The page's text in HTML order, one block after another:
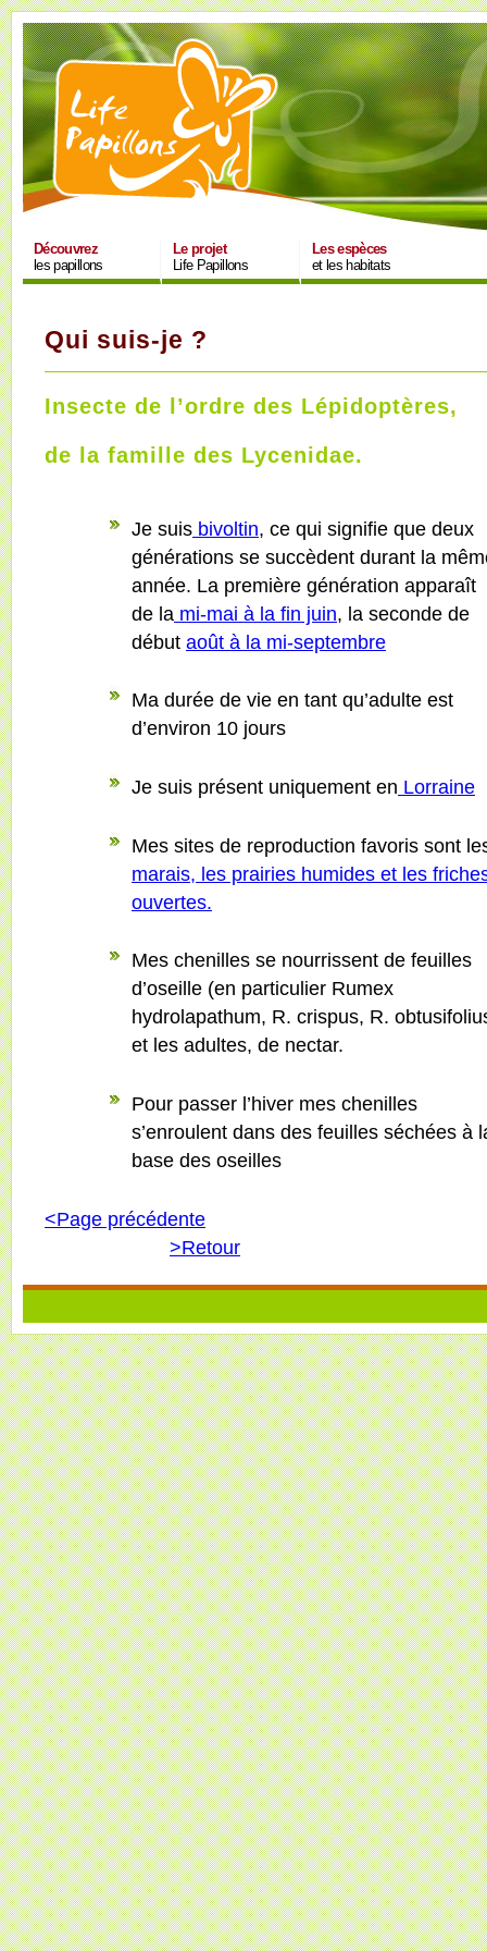
Découvrez
les papillons
Le projet
Life Papillons
Les espèces
et les habitats
Qui suis-je ?
Insecte de l’ordre des Lépidoptères,
de la famille des Lycenidae.
Je suis bivoltin, ce qui signifie que deux
générations se succèdent durant la
année. La première génération apparaît
de la mi-mai à la fin juin, la seconde de
début août à la mi-septembre
Ma durée de vie en tant qu’adulte est
d’environ 10 jours
Je suis présent uniquement en Lorraine
Mes sites de reproduction favoris sont
marais, les prairies humides et les
ouvertes.
Mes chenilles se nourrissent de feuilles
d’oseille (en particulier Rumex
hydrolapathum, R. crispus, R.
et les adultes, de nectar.
Pour passer l’hiver mes chenilles
s’enroulent dans des feuilles séchées à
base des oseilles
<Page précédente
>Retour